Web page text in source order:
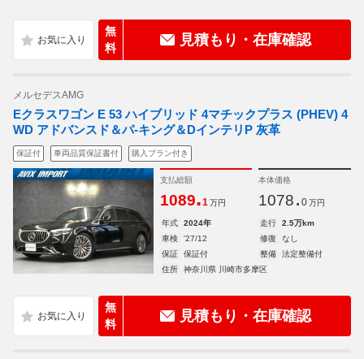
無
料
見積もり・在庫確認
メルセデスAMG
Eクラスワゴン E 53 ハイブリッド 4マチックプラス (PHEV) 4
WD アドバンスド＆パ-キング＆DインテリP 灰革
保証付 車両品質保証書付 購入プラン付き
支払総額
1089.1 万円
本体価格
1078. 0 万円
年式 2024年 走行
2.5万km
車検
'27/12 修復
なし
保証
保証付 整備
法定整備付
住所
神奈川県 川崎市多摩区
無
料
見積もり・在庫確認